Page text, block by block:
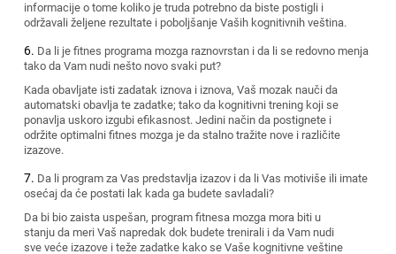
informacije o tome koliko je truda potrebno da biste postigli i
održavali željene rezultate i poboljšanje Vaših kognitivnih veština.
Da li je fitnes programa mozga raznovrstan i da li se redovno menja
tako da Vam nudi nešto novo svaki put?
Kada obavljate isti zadatak iznova i iznova, Vaš mozak nauči da
automatski obavlja te zadatke; tako da kognitivni trening koji se
ponavlja uskoro izgubi efikasnost. Jedini način da postignete i
održite optimalni fitnes mozga je da stalno tražite nove i različite
izazove.
Da li program za Vas predstavlja izazov i da li Vas motiviše ili imate
osećaj da će postati lak kada ga budete savladali?
Da bi bio zaista uspešan, program fitnesa mozga mora biti u
stanju da meri Vaš napredak dok budete trenirali i da Vam nudi
sve veće izazove i teže zadatke kako se Vaše kognitivne veštine